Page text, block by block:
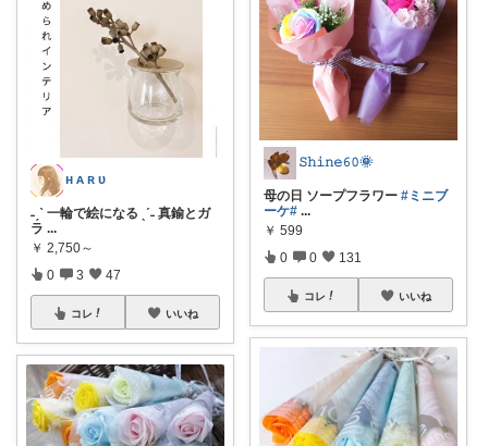
ʜ ᴀ ʀ ᴜ
˗ˏˋ 一輪で絵になる ˎˊ˗ 真鍮とガ
ラ ...
￥ 2,750～
0 3 47
コレ いいね
𝚂𝚑𝚒𝚗𝚎𝟼𝟶🌞
母の日 ソープフラワー #ミニブ
ーケ# ...
￥ 599
0 0 131
コレ いいね